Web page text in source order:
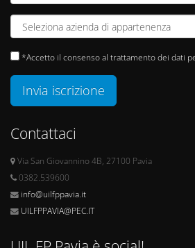
*Accetto il consenso al trattamento dei dati
Invia iscrizione
Contattaci
Via San Giovannino 4B, 27100 Pavia
0382.539600
info@uilfppavia.it
UILFPPAVIA@PEC.IT